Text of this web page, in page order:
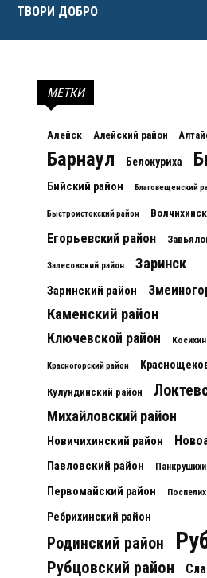
ТВОРИ ДОБРО
МЕТКИ
Алейск Алейский район
Барнаул Белокуриха
Бийский район Благовещенский
Быстроистокский район
Егорьевский район
Залесовский район Заринск
Заринский район
Каменский район
Ключевской район
Красногорский район
Кулундинский район
Михайловский район
Новичихинский район
Павловский район
Первомайский район
Ребрихинский район
Родинский район
Рубцовский район